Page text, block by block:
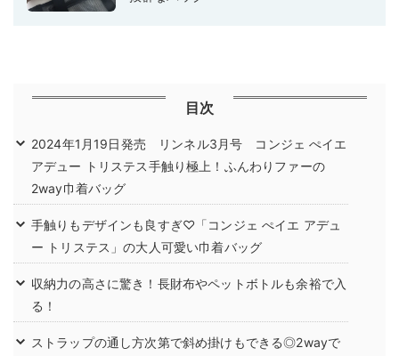
目次
2024年1月19日発売 リンネル3月号 コンジェ ぺイエ
アデュー トリステス手触り極上！ふんわりファーの
2way巾着バッグ
手触りもデザインも良すぎ♡「コンジェ ぺイエ アデュ
ー トリステス」の大人可愛い巾着バッグ
収納力の高さに驚き！長財布やペットボトルも余裕で入
る！
ストラップの通し方次第で斜め掛けもできる◎2wayで